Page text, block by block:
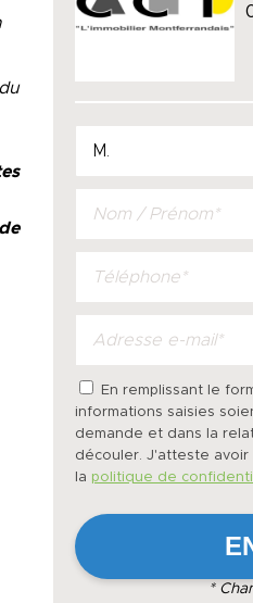
En remplissant le
informations saisies
demande et dans la
découler. J'atteste avoir
la politique de
*